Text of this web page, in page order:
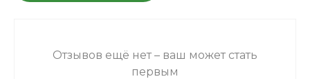
Отзывов ещё нет – ваш может стать
первым